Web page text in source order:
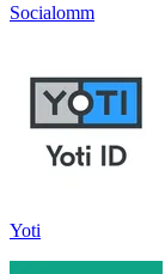
Socialomm
Yoti